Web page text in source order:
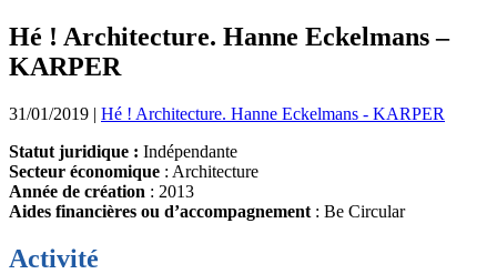
Hé ! Architecture. Hanne Eckelmans –
KARPER
31/01/2019 | Hé ! Architecture. Hanne Eckelmans - KARPER
Statut juridique : Indépendante
Secteur économique : Architecture
Année de création : 2013
Aides financières ou d’accompagnement : Be Circular
Activité